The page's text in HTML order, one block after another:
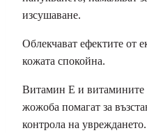
изсушаване.
Облекчават ефектите от
кожата спокойна.
Витамин Е и витамините
жожоба помагат за
контрола на увреждането.